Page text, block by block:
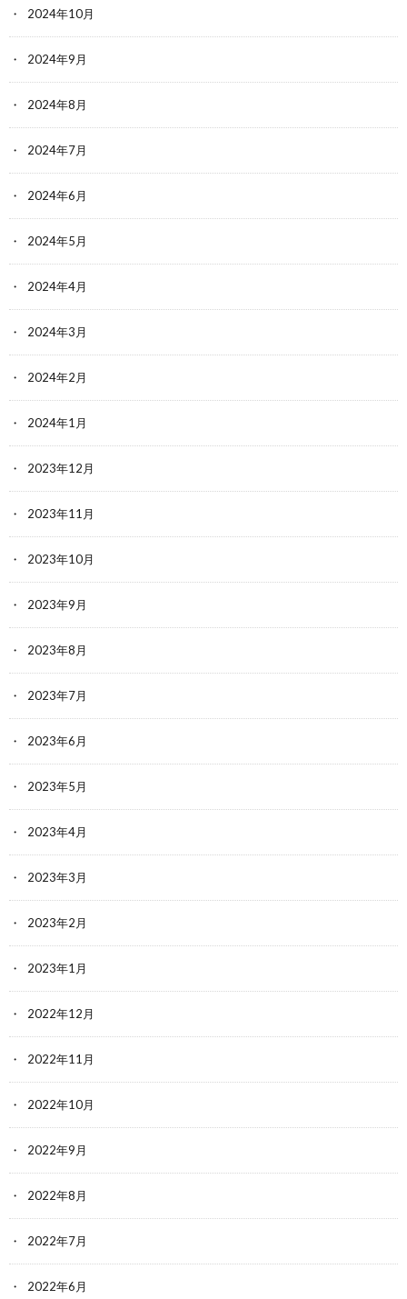
2024年10月
2024年9月
2024年8月
2024年7月
2024年6月
2024年5月
2024年4月
2024年3月
2024年2月
2024年1月
2023年12月
2023年11月
2023年10月
2023年9月
2023年8月
2023年7月
2023年6月
2023年5月
2023年4月
2023年3月
2023年2月
2023年1月
2022年12月
2022年11月
2022年10月
2022年9月
2022年8月
2022年7月
2022年6月